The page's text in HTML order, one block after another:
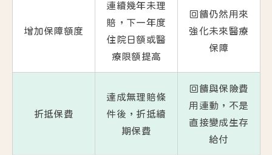
增加保障額度
連續幾年未理
賠，下一年度
住院日額或醫
療限額提高
回饋仍然用來
強化未來醫療
保障
折抵保費
達成無理賠條
件後，折抵續
期保費
回饋與保險費
用連動，不是
直接變成生存
給付